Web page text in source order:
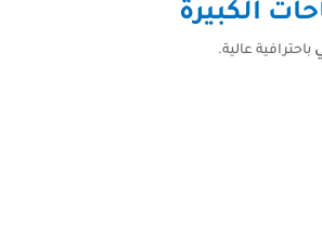
الكبيرة
باحترافية عالية.